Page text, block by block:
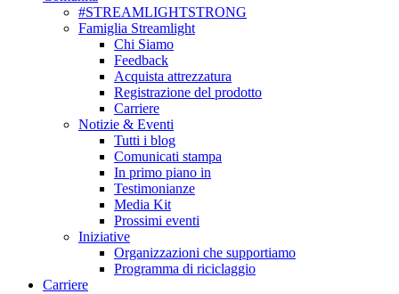
#STREAMLIGHTSTRONG
Famiglia Streamlight
Chi Siamo
Feedback
Acquista attrezzatura
Registrazione del prodotto
Carriere
Notizie & Eventi
Tutti i blog
Comunicati stampa
In primo piano in
Testimonianze
Media Kit
Prossimi eventi
Iniziative
Organizzazioni che supportiamo
Programma di riciclaggio
Carriere